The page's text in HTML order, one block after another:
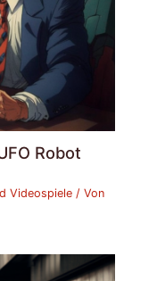
Robot
Videospiele / Von